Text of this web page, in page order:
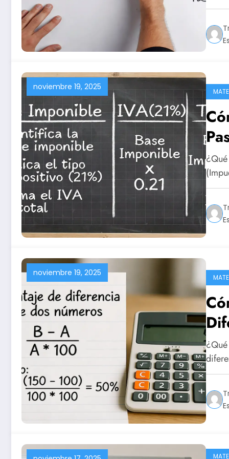
noviembre 19, 2025
noviembre 19, 2025